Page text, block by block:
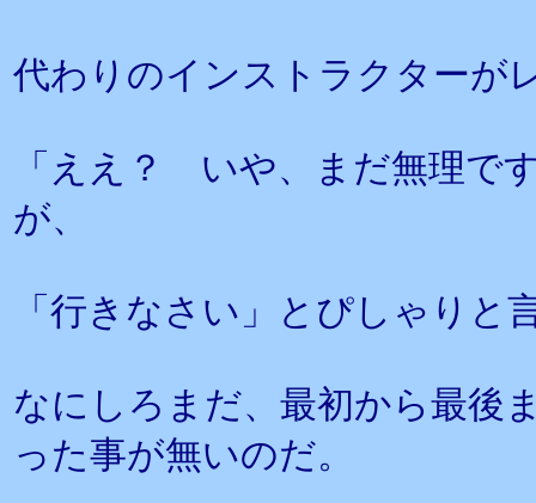
代わりのインストラクターが
「ええ？ いや、まだ無理で
が、
「行きなさい」とぴしゃりと
なにしろまだ、最初から最後
った事が無いのだ。